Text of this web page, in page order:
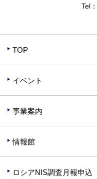
Tel：
TOP
イベント
事業案内
情報館
ロシアNIS調査月報申込